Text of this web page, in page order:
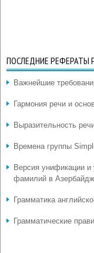
ПОСЛЕДНИЕ РЕФЕРАТЫ
Важнейшие
Гармония речи и
Выразительность
Времена группы
Версия унификации и
фамилий в
Грамматика
Грамматические